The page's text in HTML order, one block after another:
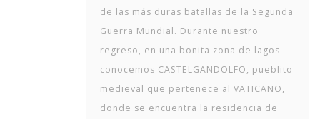
de las más duras batallas de la Segunda
Guerra Mundial. Durante nuestro
regreso, en una bonita zona de lagos
conocemos CASTELGANDOLFO, pueblito
medieval que pertenece al VATICANO,
donde se encuentra la residencia de